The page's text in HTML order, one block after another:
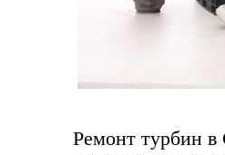
Ремонт турбин в